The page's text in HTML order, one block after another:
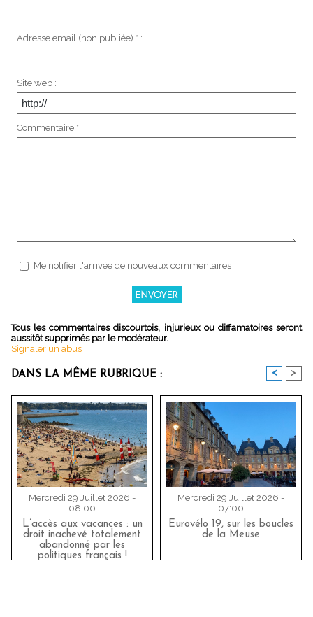
Adresse email (non publiée) * :
Site web :
Commentaire * :
Me notifier l'arrivée de nouveaux commentaires
Tous les commentaires discourtois, injurieux ou diffamatoires seront
aussitôt supprimés par le modérateur.
Signaler un abus
DANS LA MÊME RUBRIQUE : < >
Mercredi 29 Juillet 2026 -
08:00
L’accès aux vacances : un
droit inachevé totalement
abandonné par les
politiques français !
Mercredi 29 Juillet 2026 -
07:00
Eurovélo 19, sur les boucles
de la Meuse